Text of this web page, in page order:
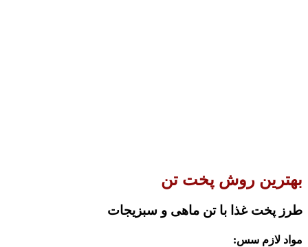
بهترین روش‌ پخت تن
طرز پخت غذا با تن ماهی و سبزیجات
مواد لازم سس: